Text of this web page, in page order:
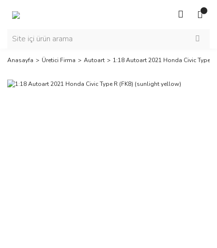
Anasayfa Üretici Firma Autoart 1:18 Autoart 2021 Honda Civic Type